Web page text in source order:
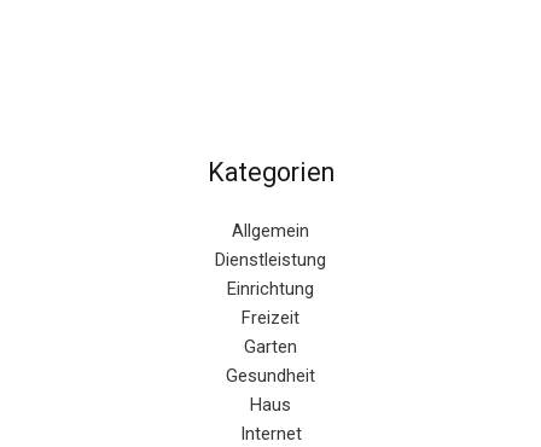
Kategorien
Allgemein
Dienstleistung
Einrichtung
Freizeit
Garten
Gesundheit
Haus
Internet